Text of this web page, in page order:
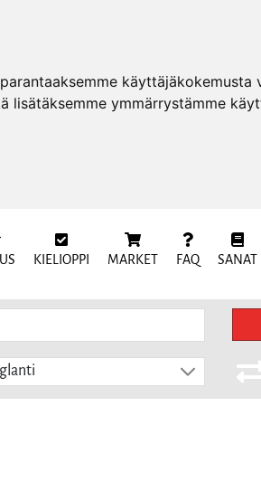
lisätäksemme ymmärrystämme
KIELIOPPI MARKET FAQ SANAT